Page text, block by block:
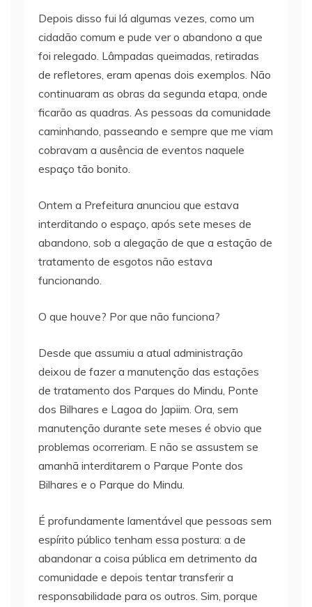
Depois disso fui lá algumas vezes, como um
cidadão comum e pude ver o abandono a que
foi relegado. Lâmpadas queimadas, retiradas
de refletores, eram apenas dois exemplos. Não
continuaram as obras da segunda etapa, onde
ficarão as quadras. As pessoas da comunidade
caminhando, passeando e sempre que me viam
cobravam a ausência de eventos naquele
espaço tão bonito.
Ontem a Prefeitura anunciou que estava
interditando o espaço, após sete meses de
abandono, sob a alegação de que a estação de
tratamento de esgotos não estava
funcionando.
O que houve? Por que não funciona?
Desde que assumiu a atual administração
deixou de fazer a manutenção das estações
de tratamento dos Parques do Mindu, Ponte
dos Bilhares e Lagoa do Japiim. Ora, sem
manutenção durante sete meses é obvio que
problemas ocorreriam. E não se assustem se
amanhã interditarem o Parque Ponte dos
Bilhares e o Parque do Mindu.
É profundamente lamentável que pessoas sem
espírito público tenham essa postura: a de
abandonar a coisa pública em detrimento da
comunidade e depois tentar transferir a
responsabilidade para os outros. Sim, porque